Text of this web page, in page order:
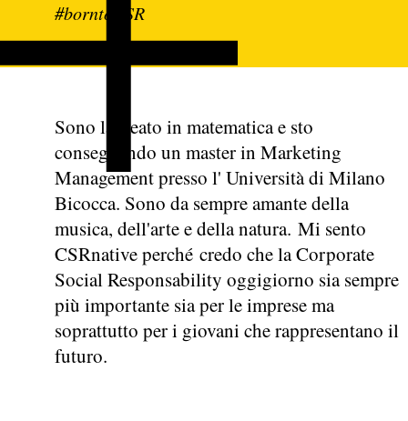
#borntoCSR
Sono laureato in matematica e sto
conseguendo un master in Marketing
Management presso l' Università di Milano
Bicocca. Sono da sempre amante della
musica, dell'arte e della natura. Mi sento
CSRnative perché credo che la Corporate
Social Responsability oggigiorno sia sempre
più importante sia per le imprese ma
soprattutto per i giovani che rappresentano il
futuro.